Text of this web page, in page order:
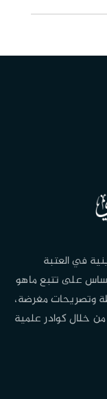
في العتبة
على تتبع ماهو
وتصريحات مغرضة،
خلال كوادر علمية